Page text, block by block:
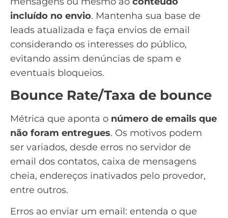
incluído no envio. Mantenha sua base de
leads atualizada e faça envios de email
considerando os interesses do público,
evitando assim denúncias de spam e
eventuais bloqueios.
Bounce Rate/Taxa de bounce
Métrica que aponta o número de emails que
não foram entregues. Os motivos podem
ser variados, desde erros no servidor de
email dos contatos, caixa de mensagens
cheia, endereços inativados pelo provedor,
entre outros.
Erros ao enviar um email: entenda o que